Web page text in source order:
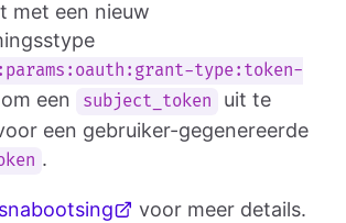
met een nieuw
type:token-
om een subject_token
uit te
een gebruiker-gegenereerde
.
voor meer details.